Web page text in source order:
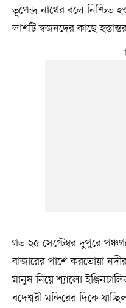
ভূপেন্দ্র নাথের বলে নিশ্চিত
লাশটি স্বজনদের কাছে
গত ২৫ সেপ্টেম্বর দুপুরে
বাজারের পাশে করতোয়া
মানুষ নিয়ে শ্যালো
বদেশ্বরী মন্দিরের দিকে